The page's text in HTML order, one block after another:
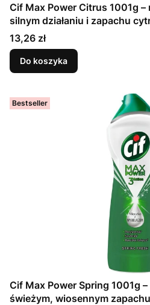
Cif Max Power Citrus 1001g
silnym działaniu i zapachu
Cena
13,26 zł
Do koszyka
Bestseller
Cif Max Power Spring 1001g
świeżym, wiosennym zapachu